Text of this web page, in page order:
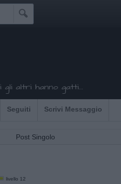

altri hanno gatti...
Seguiti Scrivi Messaggio
Post Singolo
livello 12